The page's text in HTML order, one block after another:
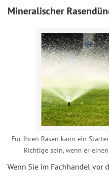
Mineralischer
Für Ihren Rasen kann ein
Richtige sein, wenn er
Wenn Sie im Fachhandel vor